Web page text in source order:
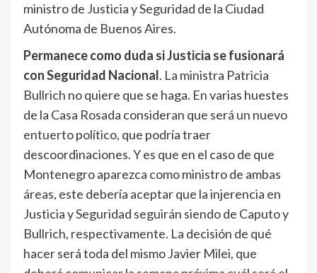
ministro de Justicia y Seguridad de la Ciudad
Autónoma de Buenos Aires.
Permanece como duda si Justicia se fusionará
con Seguridad Nacional. La ministra Patricia
Bullrich no quiere que se haga. En varias huestes
de la Casa Rosada consideran que será un nuevo
entuerto político, que podría traer
descoordinaciones. Y es que en el caso de que
Montenegro aparezca como ministro de ambas
áreas, este debería aceptar que la injerencia en
Justicia y Seguridad seguirán siendo de Caputo y
Bullrich, respectivamente. La decisión de qué
hacer será toda del mismo Javier Milei, que